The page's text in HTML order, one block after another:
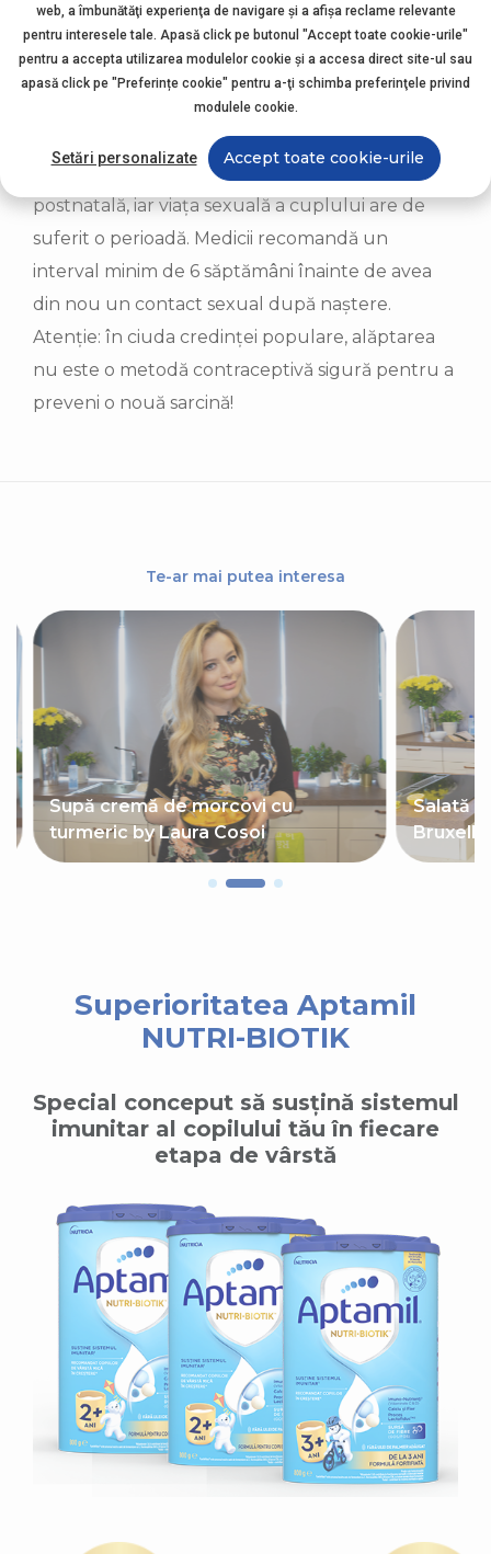
posibil să ai nevoie în timpul nașterii vaginale)
sau după o operație decezariană necesită
timp. În plus, timp de 4-6 săptămâni după
naștere vei avea sângerări. Nivelurile de
hormoni, în cădere liberă, dar și oboseala sunt
factori favorizanți pentru anxietate și depresie
postnatală, iar viața sexuală a cuplului are de
suferit o perioadă. Medicii recomandă un
interval minim de 6 săptămâni înainte de avea
din nou un contact sexual după naștere.
Atenție: în ciuda credinței populare, alăptarea
nu este o metodă contraceptivă sigură pentru a
preveni o nouă sarcină!
Te-ar mai putea interesa
Supă cremă de morcovi cu
turmeric by Laura Cosoi
Salată
Superioritatea Aptamil
NUTRI-BIOTIK
Special conceput să susțină sistemul
imunitar al copilului tău în fiecare
etapa de vârstă
web, a îmbunătăţi experienţa de navigare şi a afişa reclame relevante
pentru interesele tale. Apasă click pe butonul "Accept toate cookie-urile"
pentru a accepta utilizarea modulelor cookie şi a accesa direct site-ul sau
apasă click pe "Preferințe cookie" pentru a-ţi schimba preferinţele privind
modulele cookie.
Setări personalizate Accept toate cookie-urile